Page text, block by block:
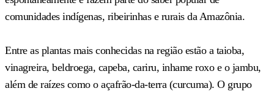
comunidades indígenas, ribeirinhas e rurais da Amazônia.
Entre as plantas mais conhecidas na região estão a taioba,
vinagreira, beldroega, capeba, cariru, inhame roxo e o jambu,
além de raízes como o açafrão-da-terra (curcuma). O grupo